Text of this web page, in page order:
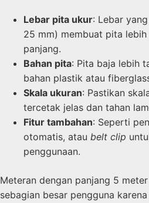
Lebar pita ukur: Lebar
25 mm) membuat pita
panjang.
Bahan pita: Pita baja lebih
bahan plastik atau
Skala ukuran: Pastikan
tercetak jelas dan tahan
Fitur tambahan: Seperti
otomatis, atau belt clip
penggunaan.
Meteran dengan panjang 5
sebagian besar pengguna